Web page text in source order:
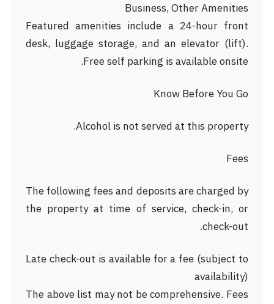
Business, Other Amenities
Featured amenities include a 24-hour front
desk, luggage storage, and an elevator (lift).
Free self parking is available onsite.
Know Before You Go
Alcohol is not served at this property.
Fees
The following fees and deposits are charged by
the property at time of service, check-in, or
check-out.
Late check-out is available for a fee (subject to
availability)
The above list may not be comprehensive. Fees